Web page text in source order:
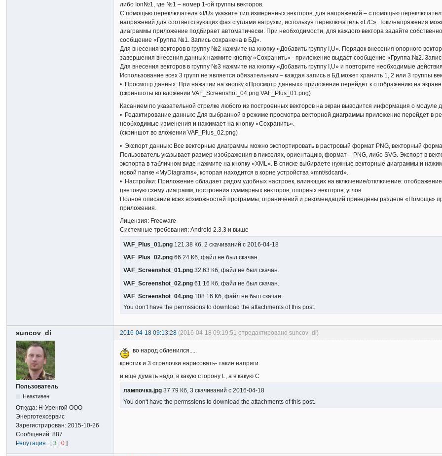
либо Iоп№1, где №1 – номер 1-ой группы векторов.
С помощью переключателя «I/U» укажите тип измеренных векторов, для напряжений – с помощью
напряжений для соответствующих фаз с углами нагрузки, используя переключатель «L/C». Токи/напряжения
диаграммы приложение подбирает автоматически. При необходимости, для каждого вектора задайте
сообщение «Группа №1. Запись сохранена в БД».
Для внесения векторов в группу №2 нажмите на кнопку «Добавить группу I,U». Порядок внесения опорного
завершения внесения данных нажмите кнопку «Сохранить» - приложение выдаст сообщение «Группа №2.
Для внесения векторов в группу №3 нажмите на кнопку «Добавить группу I,U» и повторите необходимые
Использование всех 3 групп не является обязательным – каждая запись в БД может хранить 1, 2 или 3 группы
• Просмотр данных: При нажатии на кнопку «Просмотр данных» приложение перейдет к отображению на
(скриншоты во вложении VAF_Screenshot_04.png VAF_Plus_01.png)
Касанием по указательной стрелке любого из построенных векторов на экран выводится информация о модуле
• Редактирование данных: Для выбранной в режиме просмотра векторной диаграммы приложение перейдет в
необходимые изменения и нажимает на кнопку «Сохранить».
(скриншот во вложении VAF_Plus_02.png)
• Экспорт данных: Все векторные диаграммы можно экспортировать в растровый формат PNG, векторный
Пользователь указывает размер изображения в пикселях, ориентацию, формат – PNG, либо SVG. Экспорт в
экспорта в табличном виде нажмите на кнопку «XML». В списке выбираете нужные векторные диаграммы и
новой папке «MyDiagrams», которая находится в корне устройства «mnt/sdcard».
• Настройки: Приложение обладает рядом удобных настроек, влияющих на включение/отключение: отображение
цветовую схему диаграмм, построения суммарных векторов, опорных векторов, углов.
Полное описание всех возможностей программы, ограничений и рекомендаций приведены разделе
приложения.
Лицензия: Freeware
Системные требования: Android 2.3.3 и выше
VAF_Plus_01.png 121.38 Кб, 2 скачиваний с 2016-04-18
VAF_Plus_02.png 66.24 Кб, файл не был скачан.
VAF_Screenshot_01.png 32.63 Кб, файл не был скачан.
VAF_Screenshot_02.png 61.16 Кб, файл не был скачан.
VAF_Screenshot_04.png 108.16 Кб, файл не был скачан.
You don't have the permssions to download the attachments of this post.
suncov_di 2016-04-18 09:13:28 (2016-04-18 09:19:51 отредактировано suncov_di)
Пользователь
Неактивен
Откуда: Н-Уренгой ООО
Энерготехсервис
Зарегистрирован:2015-10-26
Сообщений:887
Репутация : [3 |0 ]
во народ обленился.....
крестик и 3 стрелочки нарисовать- такие напряги
и еще думать надо, в какую сторону L, а в какую С
лампочка.jpg 37.79 Кб, 3 скачиваний с 2016-04-18
You don't have the permssions to download the attachments of this post.